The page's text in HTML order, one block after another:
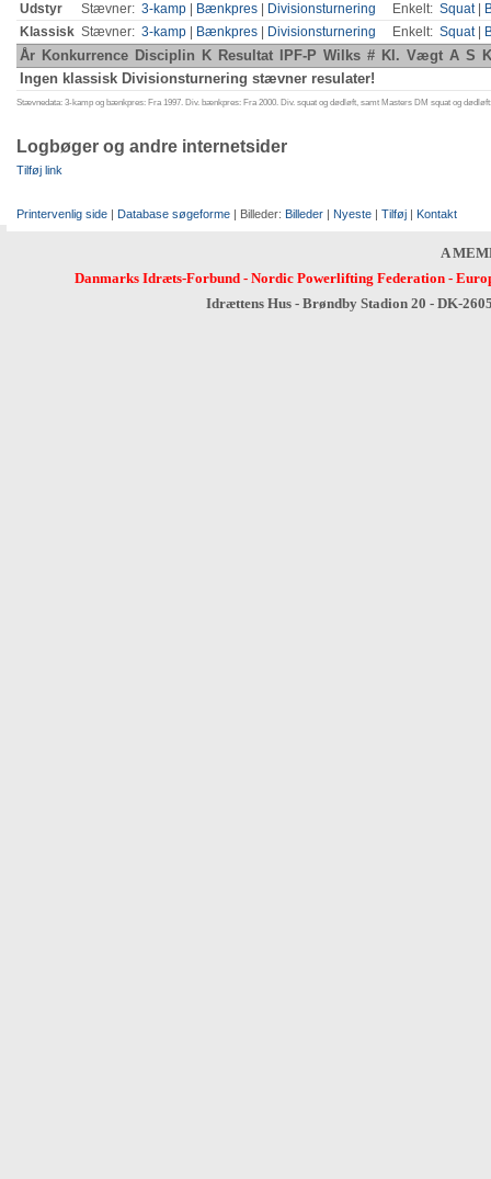
Udstyr
Stævner: 3-kamp Bænkpres Divisionsturnering Enkelt: Squat|
Klassisk Stævner: 3-kamp Bænkpres Divisionsturnering Enkelt: Squat|
År Konkurrence Disciplin K Resultat IPF-P Wilks # Kl. Vægt A S
Ingen klassisk Divisionsturnering stævner resulater!
Stævnedata: 3-kamp og bænkpres: Fra 1997. Div. bænkpres: Fra 2000. Div. squat og dødløft, samt Masters DM squat og
Logbøger og andre internetsider
Tilføj link
Printervenlig side | Database søgeforme | Billeder: Billeder | Nyeste | Tilføj | Kontakt
A
Danmarks Idræts-Forbund- Nordic Powerlifting Federation-
Idrættens Hus - Brøndby Stadion 20 - DK-